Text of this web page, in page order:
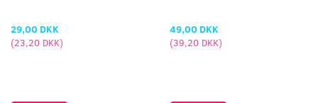
29,00 DKK
(23,20 DKK)
49,00 DKK
(39,20 DKK)